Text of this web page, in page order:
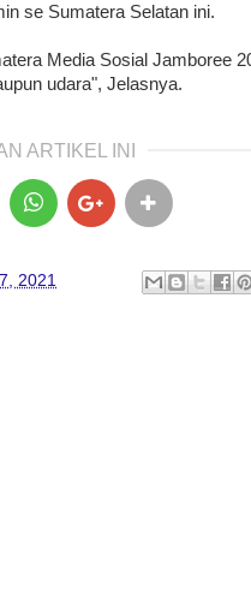
se Sumatera Selatan ini.
Media Sosial Jamboree
udara", Jelasnya.
ARTIKEL INI
2021